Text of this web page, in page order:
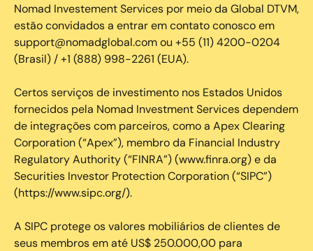
Nomad Investement Services por meio da Global DTVM,
estão convidados a entrar em contato conosco em
support@nomadglobal.com ou +55 (11) 4200-0204
(Brasil) / +1 (888) 998-2261 (EUA).
Certos serviços de investimento nos Estados Unidos
fornecidos pela Nomad Investment Services dependem
de integrações com parceiros, como a Apex Clearing
Corporation (“Apex”), membro da Financial Industry
Regulatory Authority (“FINRA”) (www.finra.org) e da
Securities Investor Protection Corporation (“SIPC”)
(https://www.sipc.org/).
A SIPC protege os valores mobiliários de clientes de
seus membros em até US$ 250.000,00 para